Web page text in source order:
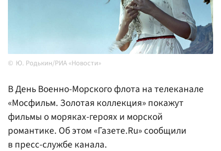
Ю. Родькин/РИА «Новости»
В День Военно-Морского флота на телеканале
«Мосфильм. Золотая коллекция» покажут
фильмы о моряках-героях и морской
романтике. Об этом «Газете.Ru» сообщили
в пресс-службе канала.